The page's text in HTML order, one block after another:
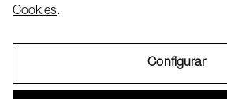
Cookies.
Configurar